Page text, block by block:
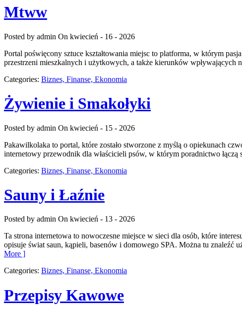
Mtww
Posted by admin On kwiecień - 16 - 2026
Portal poświęcony sztuce kształtowania miejsc to platforma, w którym
przestrzeni mieszkalnych i użytkowych, a także kierunków
Categories: Biznes, Finanse, Ekonomia
Żywienie i Smakołyki
Posted by admin On kwiecień - 15 - 2026
Pakawilkolaka to portal, które zostało stworzone z myślą o opiekunach
internetowy przewodnik dla właścicieli psów, w którym poradnictwo
Categories: Biznes, Finanse, Ekonomia
Sauny i Łaźnie
Posted by admin On kwiecień - 13 - 2026
Ta strona internetowa to nowoczesne miejsce w sieci dla osób, które
opisuje świat saun, kąpieli, basenów i domowego SPA. Można tu
More ]
Categories: Biznes, Finanse, Ekonomia
Przepisy Kawowe